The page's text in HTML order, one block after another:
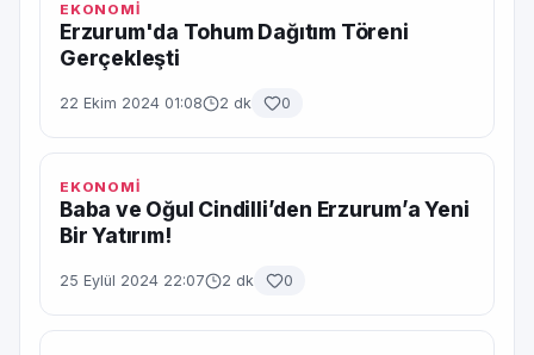
EKONOMİ
Erzurum'da Tohum Dağıtım Töreni
Gerçekleşti
22 Ekim 2024 01:08 2 dk 0
EKONOMİ
Baba ve Oğul Cindilli’den Erzurum’a Yeni
Bir Yatırım!
25 Eylül 2024 22:07 2 dk 0